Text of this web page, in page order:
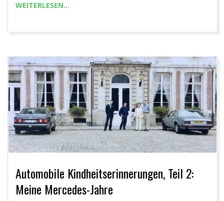
C
O
M
WEITERLESEN…
Automobile Kindheitserinnerungen, Teil 2:
Meine Mercedes-Jahre